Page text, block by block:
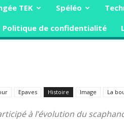
TEK Spéléo
Politique de confidentialité
Epaves Histoire Image La
à l’évolution du